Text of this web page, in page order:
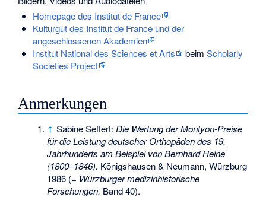
Homepage des Institut de France
Kulturgut des Institut de France und der
angeschlossenen Akademien
Institut National des Sciences et Arts
beim Scholarly
Societies Project
Anmerkungen
↑ Sabine Seffert:Die Wertung der Montyon-Preise
für die Leistung deutscher Orthopäden des 19.
Jahrhunderts am Beispiel von Bernhard Heine
(1800–1846). Königshausen & Neumann, Würzburg
1986 (= Würzburger medizinhistorische
Forschungen. Band 40).